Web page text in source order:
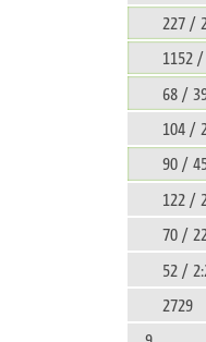
227 /
1152
68 /
104 /
90 /
122 /
70 /
52 /
2729